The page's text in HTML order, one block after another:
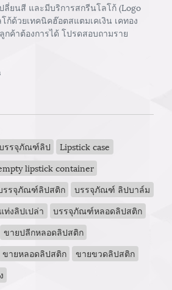
ลี่ยนสี และมีบริการสกรีนโลโก้ (Logo
ก้ด้วยเทคนิคฮ๊อตสแตมเคเงิน เคทอง
ค้าต้องการได้ โปรดสอบถามราย
รรจุภัณฑ์ลิป
Lipstick case
lipstick container
รรจุภัณฑ์ลิปสติก
บรรจุภัณฑ์ ลิปบาล์ม
แท่งลิปเปล่า
บรรจุภัณฑ์หลอดลิปสติก
ขายปลีกหลอดลิปสติก
ขายหลอดลิปสติก
ขายขวดลิปสติก